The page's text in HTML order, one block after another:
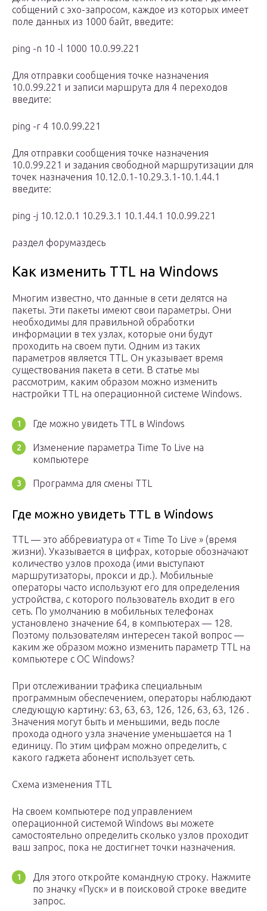
собщений с эхо-запросом, каждое из которых имеет
поле данных из 1000 байт, введите:
ping -n 10 -l 1000 10.0.99.221
Для отправки сообщения точке назначения
10.0.99.221 и записи маршрута для 4 переходов
введите:
ping -r 4 10.0.99.221
Для отправки сообщения точке назначения
10.0.99.221 и задания свободной маршрутизации для
точек назначения 10.12.0.1-10.29.3.1-10.1.44.1
введите:
ping -j 10.12.0.1 10.29.3.1 10.1.44.1 10.0.99.221
раздел форумаздесь
Как изменить TTL на Windows
Многим известно, что данные в сети делятся на
пакеты. Эти пакеты имеют свои параметры. Они
необходимы для правильной обработки
информации в тех узлах, которые они будут
проходить на своем пути. Одним из таких
параметров является TTL. Он указывает время
существования пакета в сети. В статье мы
рассмотрим, каким образом можно изменить
настройки TTL на операционной системе Windows.
Где можно увидеть TTL в Windows
Изменение параметра Time To Live на
компьютере
Программа для смены TTL
Где можно увидеть TTL в Windows
TTL — это аббревиатура от « Time To Live » (время
жизни). Указывается в цифрах, которые обозначают
количество узлов прохода (ими выступают
маршрутизаторы, прокси и др.). Мобильные
операторы часто используют его для определения
устройства, с которого пользователь входит в его
сеть. По умолчанию в мобильных телефонах
установлено значение 64, в компьютерах — 128.
Поэтому пользователям интересен такой вопрос —
каким же образом можно изменить параметр TTL на
компьютере с ОС Windows?
При отслеживании трафика специальным
программным обеспечением, операторы наблюдают
следующую картину: 63, 63, 63, 126, 126, 63, 63, 126 .
Значения могут быть и меньшими, ведь после
прохода одного узла значение уменьшается на 1
единицу. По этим цифрам можно определить, с
какого гаджета абонент использует сеть.
Схема изменения TTL
На своем компьютере под управлением
операционной системой Windows вы можете
самостоятельно определить сколько узлов проходит
ваш запрос, пока не достигнет точки назначения.
Для этого откройте командную строку. Нажмите
по значку «Пуск» и в поисковой строке введите
запрос.